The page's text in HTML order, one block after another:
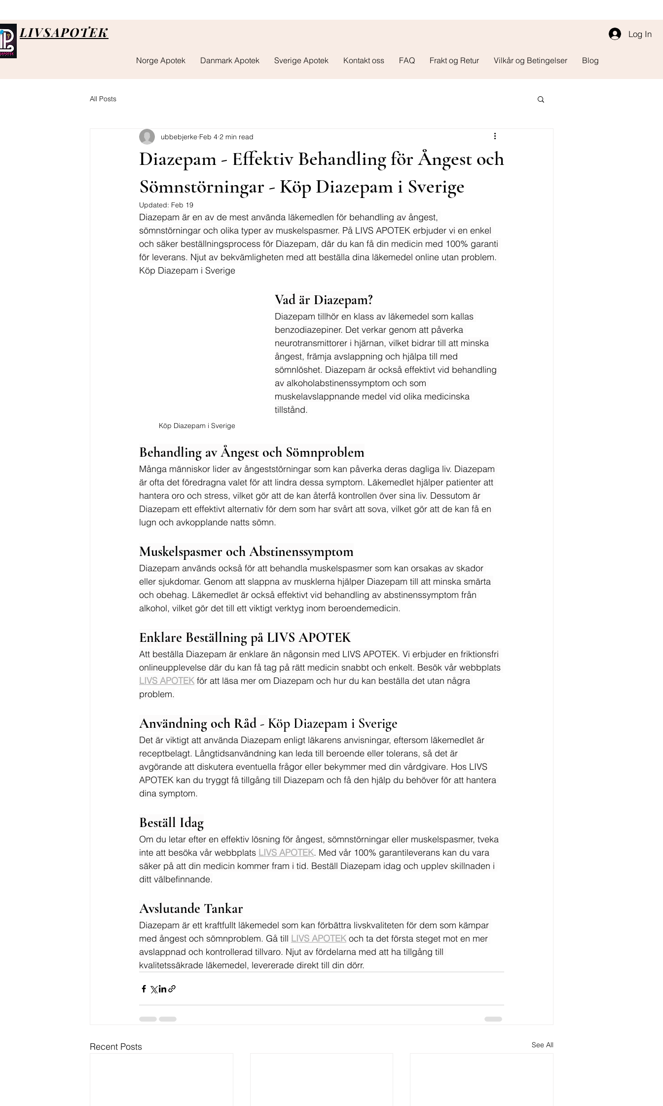
LIVSAPOTEK Log In
Norge Apotek Danmark Apotek Sverige Apotek Kontakt oss FAQ Frakt og Retur Vilkår og Betingelser Blog
All Posts
Diazepam - Effektiv Behandling för Ångest och
Sömnstörningar - Köp Diazepam i Sverige
ubbebjerke Feb 4 2 min read
Updated: Feb 19
Diazepam är en av de mest använda läkemedlen för behandling av ångest,
sömnstörningar och olika typer av muskelspasmer. På LIVS APOTEK erbjuder vi en enkel
och säker beställningsprocess för Diazepam, där du kan få din medicin med 100% garanti
för leverans. Njut av bekvämligheten med att beställa dina läkemedel online utan problem.
Köp Diazepam i Sverige
Köp Diazepam i Sverige
Vad är Diazepam?
Diazepam tillhör en klass av läkemedel som kallas
benzodiazepiner. Det verkar genom att påverka
neurotransmittorer i hjärnan, vilket bidrar till att minska
ångest, främja avslappning och hjälpa till med
sömnlöshet. Diazepam är också effektivt vid behandling
av alkoholabstinenssymptom och som
muskelavslappnande medel vid olika medicinska
tillstånd.
Behandling av Ångest och Sömnproblem
Många människor lider av ångeststörningar som kan påverka deras dagliga liv. Diazepam
är ofta det föredragna valet för att lindra dessa symptom. Läkemedlet hjälper patienter att
hantera oro och stress, vilket gör att de kan återfå kontrollen över sina liv. Dessutom är
Diazepam ett effektivt alternativ för dem som har svårt att sova, vilket gör att de kan få en
lugn och avkopplande natts sömn.
Muskelspasmer och Abstinenssymptom
Diazepam används också för att behandla muskelspasmer som kan orsakas av skador
eller sjukdomar. Genom att slappna av musklerna hjälper Diazepam till att minska smärta
och obehag. Läkemedlet är också effektivt vid behandling av abstinenssymptom från
alkohol, vilket gör det till ett viktigt verktyg inom beroendemedicin.
Enklare Beställning på LIVS APOTEK
Att beställa Diazepam är enklare än någonsin med LIVS APOTEK. Vi erbjuder en friktionsfri
onlineupplevelse där du kan få tag på rätt medicin snabbt och enkelt. Besök vår webbplats
LIVS APOTEK för att läsa mer om Diazepam och hur du kan beställa det utan några
problem.
Användning och Råd - Köp Diazepam i Sverige
Det är viktigt att använda Diazepam enligt läkarens anvisningar, eftersom läkemedlet är
receptbelagt. Långtidsanvändning kan leda till beroende eller tolerans, så det är
avgörande att diskutera eventuella frågor eller bekymmer med din vårdgivare. Hos LIVS
APOTEK kan du tryggt få tillgång till Diazepam och få den hjälp du behöver för att hantera
dina symptom.
Beställ Idag
Om du letar efter en effektiv lösning för ångest, sömnstörningar eller muskelspasmer, tveka
inte att besöka vår webbplats LIVS APOTEK. Med vår 100% garantileverans kan du vara
säker på att din medicin kommer fram i tid. Beställ Diazepam idag och upplev skillnaden i
ditt välbefinnande.
Avslutande Tankar
Diazepam är ett kraftfullt läkemedel som kan förbättra livskvaliteten för dem som kämpar
med ångest och sömnproblem. Gå till LIVS APOTEK och ta det första steget mot en mer
avslappnad och kontrollerad tillvaro. Njut av fördelarna med att ha tillgång till
kvalitetssäkrade läkemedel, levererade direkt till din dörr.
Recent Posts See All